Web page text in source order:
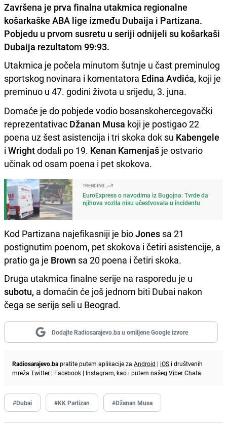
Završena je prva finalna utakmica regionalne
košarkaške ABA lige između Dubaija i Partizana.
Pobjedu u prvom susretu u seriji odnijeli su košarkaši
Dubaija rezultatom 99:93.
Utakmica je počela minutom šutnje u čast preminulog
sportskog novinara i komentatora Edina Avdića, koji je
preminuo u 47. godini života u srijedu, 3. juna.
Domaće je do pobjede vodio bosanskohercegovački
reprezentativac Džanan Musa koji je postigao 22
poena uz šest asistencija i tri skoka dok su Kabengele
i Wrightdodali po 19. Kenan Kamenjaš je ostvario
učinak od osam poena i pet skokova.
TRENDING
EuroExpress o navodima iz Bugojna: Tvrde da
njihova vozila nisu učestvovala u incidentu
Kod Partizana najefikasniji je bioJones sa 21
postignutim poenom, pet skokova i četiri asistencije, a
pratio ga je Brown sa 20 poena i četiri skoka.
Druga utakmica finalne serije na rasporedu je u
subotu, a domaćin će još jednom biti Dubai nakon
čega se serija seli u Beograd.
Dodajte Radiosarajevo.ba u omiljene Google izvore
Radiosarajevo.bapratite putem aplikacije za Android | iOS i društvenih
mreža Twitter | Facebook | Instagram, kao i putem našeg ViberChata.
#Dubai #KK Partizan #Džanan Musa